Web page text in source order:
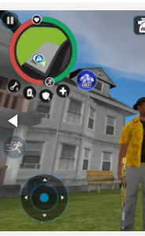
Suç faaliyetlerinin
türleri ve taşıtlar
adrenalin dolu